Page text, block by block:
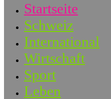
Startseite
Schweiz
International
Wirtschaft
Sport
Leben